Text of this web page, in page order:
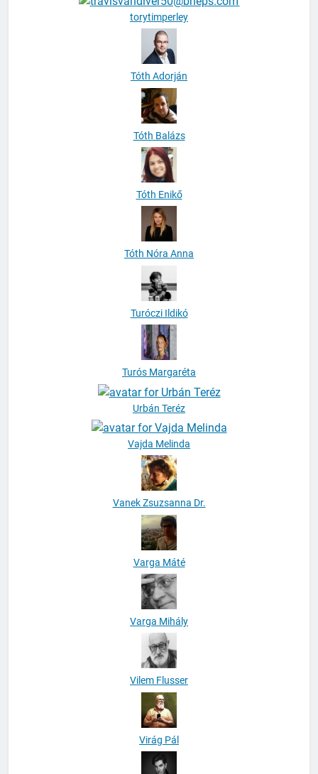
torytimperley
Tóth Adorján
Tóth Balázs
Tóth Enikő
Tóth Nóra Anna
Turóczi Ildikó
Turós Margaréta
Urbán Teréz
Vajda Melinda
Vanek Zsuzsanna Dr.
Varga Máté
Varga Mihály
Vilem Flusser
Virág Pál